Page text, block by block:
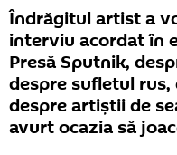
Îndrăgitul artist a
interviu acordat în
Presă Sputnik,
despre sufletul rus,
despre artiștii de
avurt ocazia să